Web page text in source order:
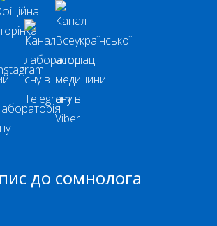
до сомнолога